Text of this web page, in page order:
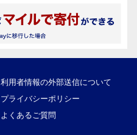
利用者情報の外部送信について
プライバシーポリシー
よくあるご質問